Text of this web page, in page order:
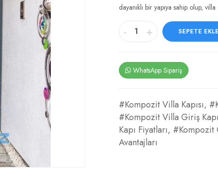
dayanıklı bir yapıya sahip olup,
- + SEPETE EKLE
WhatsApp Sipariş
#Kompozit Villa Kapısı,
#Kompozit Villa Giriş
Kapı Fiyatları, #Kompozit
Avantajları